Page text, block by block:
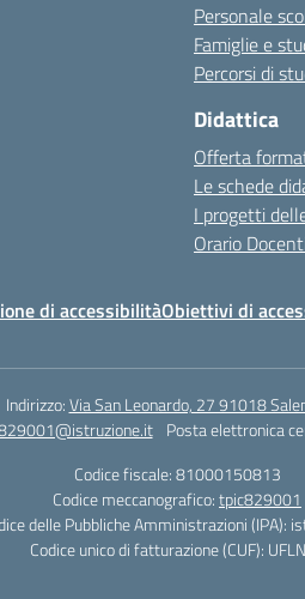
Personale
Famiglie e
Percorsi di
Didattica
Offerta
Le schede
I progetti
Orario Docenti
di accessibilitàObiettivi di
Indirizzo:Via San Leonardo, 27 91018
Posta elettronica
Codice fiscale: 81000150813
Codice meccanografico:tpic829001
delle Pubbliche Amministrazioni (IPA):
Codice unico di fatturazione (CUF):